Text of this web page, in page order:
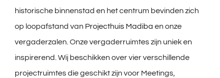
historische binnenstad en het centrum bevinden zich
op loopafstand van Projecthuis Madiba en onze
vergaderzalen. Onze vergaderruimtes zijn uniek en
inspirerend. Wij beschikken over vier verschillende
projectruimtes die geschikt zijn voor Meetings,